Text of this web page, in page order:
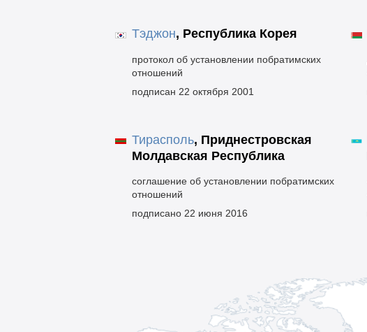
Тэджон, Республика Корея
протокол об установлении побратимских
отношений
подписан 22 октября 2001
Тирасполь, Приднестровская
Молдавская Республика
соглашение об установлении побратимских
отношений
подписано 22 июня 2016